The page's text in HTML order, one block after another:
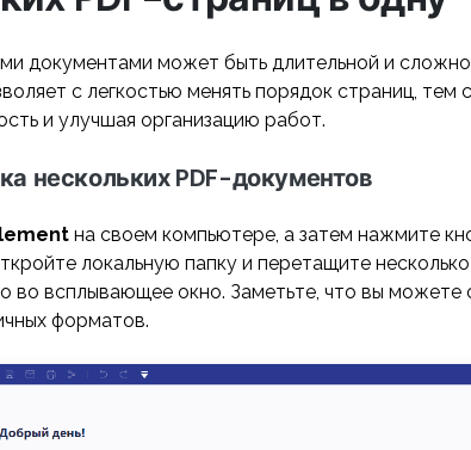
документами может быть длительной и
с легкостью менять порядок страниц,
и улучшая организацию работ.
нескольких PDF-документов
на своем компьютере, а затем нажмите
локальную папку и перетащите
во всплывающее окно. Заметьте, что вы можете
форматов.